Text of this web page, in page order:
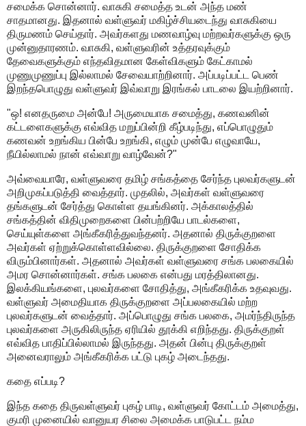
சமைக்க சொன்னார். வாசுகி சமைத்த உடன் அந்த மண்
சாதமானது. இதனால் வள்ளுவர் மகிழ்ச்சியடைந்து வாசுகியை
திருமணம் செய்தார். அவர்களது மணவாழ்வு மற்றவர்களுக்கு ஒரு
முன்னுதாரணம். வாசுகி, வள்ளுவரின் உத்தரவுக்கும்
தேவைகளுக்கும் எந்தவிதமான கேள்விகளும் கேட்காமல்
முணுமுணுப்பு இல்லாமல் சேவையாற்றினார். அப்படிப்பட்ட பெண்
இறந்தபொழுது வள்ளுவர் இவ்வாறு இரங்கல் பாடலை இயற்றினார்.
"ஒ! எனதருமை அன்பே! அருமையாக சமைத்து, கணவனின்
கட்டளைகளுக்கு எவ்வித மறுப்பின்றி கீழ்படிந்து, எப்பொழுதும்
கணவன் உறங்கிய பின்பே உறங்கி, எழும் முன்பே எழுவாயே,
நீயில்லாமல் நான் எவ்வாறு வாழ்வேன்?"
அவ்வையாரே, வள்ளுவரை தமிழ் சங்கத்தை சேர்ந்த புலவர்களுடன்
அறிமுகப்படுத்தி வைத்தார். முதலில், அவர்கள் வள்ளுவரை
தங்களுடன் சேர்த்து கொள்ள தயங்கினர். அக்காலத்தில்
சங்கத்தின் விதிமுறைகளை பின்பற்றியே பாடல்களை,
செய்யுள்களை அங்கீகரித்துவந்தனர். அதனால் திருக்குறளை
அவர்கள் ஏற்றுக்கொள்ளவில்லை. திருக்குறளை சோதிக்க
விரும்பினார்கள். அதனால் அவர்கள் வள்ளுவரை சங்க பலகையில்
அமர சொன்னார்கள். சங்க பலகை என்பது மரத்திலானது.
இலக்கியங்களை, புலவர்களை சோதித்து, அங்கீகரிக்க உதவுவது.
வள்ளுவர் அமைதியாக திருக்குறளை அப்பலகையில் மற்ற
புலவர்களுடன் வைத்தார். அப்பொழுது சங்க பலகை, அமர்ந்திருந்த
புலவர்களை அருகிலிருந்த ஏரியில் தூக்கி எறிந்தது. திருக்குறள்
எவ்வித பாதிப்பில்லாமல் இருந்தது. அதன் பின்பு திருக்குறள்
அனைவராலும் அங்கீகரிக்க பட்டு புகழ் அடைந்தது.
கதை எப்படி?
இந்த கதை திருவள்ளுவர் புகழ் பாடி, வள்ளுவர் கோட்டம் அமைத்து,
குமரி முனையில் வானுயர சிலை அமைக்க பாடுபட்ட நம்ம